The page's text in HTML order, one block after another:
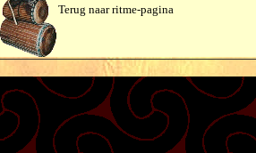
Terug naar ritme-pagina